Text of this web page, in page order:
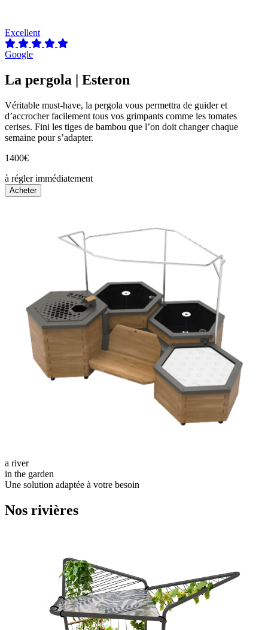
Excellent
Google
La pergola | Esteron
Véritable must-have, la pergola vous permettra de guider et
d’accrocher facilement tous vos grimpants comme les tomates
cerises. Fini les tiges de bambou que l’on doit changer chaque
semaine pour s’adapter.
1400€
à régler immédiatement
Acheter
a river
in the garden
Une solution adaptée à votre besoin
Nos rivières